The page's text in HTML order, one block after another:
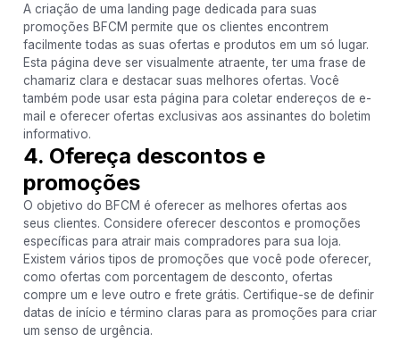
A criação de uma landing page dedicada para suas
promoções BFCM permite que os clientes encontrem
facilmente todas as suas ofertas e produtos em um só lugar.
Esta página deve ser visualmente atraente, ter uma frase de
chamariz clara e destacar suas melhores ofertas. Você
também pode usar esta página para coletar endereços de e-
mail e oferecer ofertas exclusivas aos assinantes do boletim
informativo.
4. Ofereça descontos e
promoções
O objetivo do BFCM é oferecer as melhores ofertas aos
seus clientes. Considere oferecer descontos e promoções
específicas para atrair mais compradores para sua loja.
Existem vários tipos de promoções que você pode oferecer,
como ofertas com porcentagem de desconto, ofertas
compre um e leve outro e frete grátis. Certifique-se de definir
datas de início e término claras para as promoções para criar
um senso de urgência.